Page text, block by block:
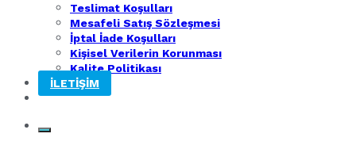
Teslimat Koşulları
Mesafeli Satış Sözleşmesi
İptal İade Koşulları
Kişisel Verilerin Korunması
Kalite Politikası
İLETİŞİM